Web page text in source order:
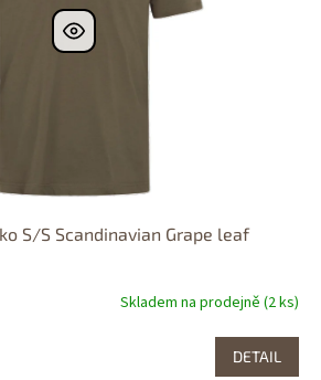
S/S Scandinavian Grape leaf
Skladem na prodejně (2 ks)
DETAIL